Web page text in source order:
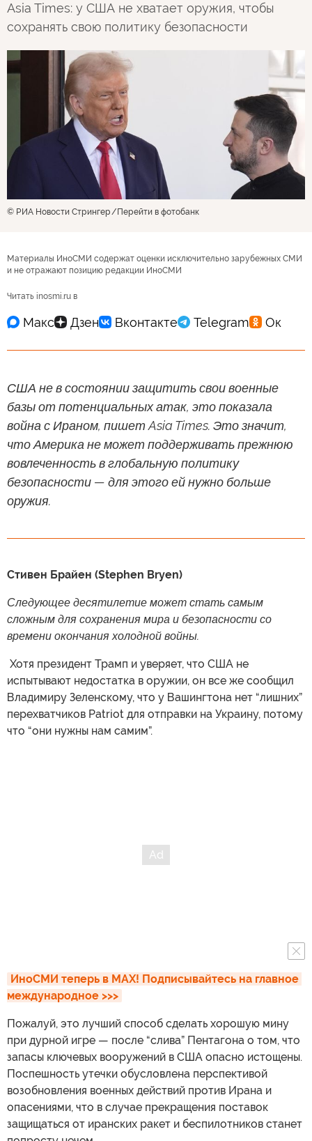
Asia Times: у США не хватает оружия, чтобы
сохранять свою политику безопасности
© РИА Новости Стрингер Перейти в фотобанк
Материалы ИноСМИ содержат оценки исключительно зарубежных СМИ
и не отражают позицию редакции ИноСМИ
Читать inosmi.ru в
США не в состоянии защитить свои военные
базы от потенциальных атак, это показала
война с Ираном, пишет Asia Times. Это значит,
что Америка не может поддерживать прежнюю
вовлеченность в глобальную политику
безопасности — для этого ей нужно больше
оружия.
Стивен Брайен (Stephen Bryen)
Следующее десятилетие может стать самым
сложным для сохранения мира и безопасности со
времени окончания холодной войны.
​ Хотя президент Трамп и уверяет, что США не
испытывают недостатка в оружии, он все же сообщил
Владимиру Зеленскому, что у Вашингтона нет “лишних”
перехватчиков Patriot для отправки на Украину, потому
что “они нужны нам самим”.
ИноСМИ теперь в MAX! Подписывайтесь на главное
международное >>>
Пожалуй, это лучший способ сделать хорошую мину
при дурной игре — после “слива” Пентагона о том, что
запасы ключевых вооружений в США опасно истощены.
Поспешность утечки обусловлена перспективой
возобновления военных действий против Ирана и
опасениями, что в случае прекращения поставок
защищаться от иранских ракет и беспилотников станет